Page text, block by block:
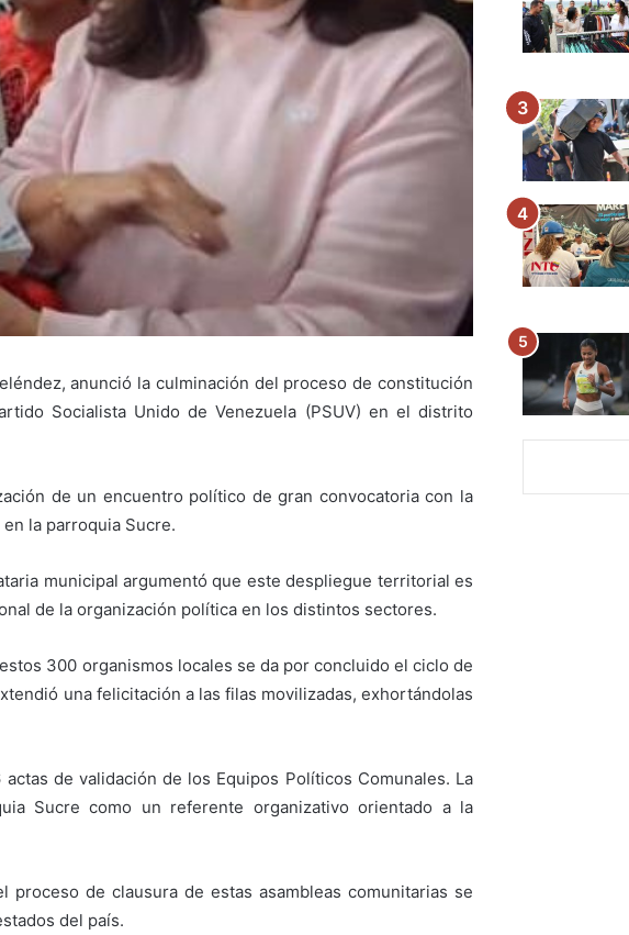
anunció la culminación del proceso de constitución
Socialista Unido de Venezuela (PSUV) en el distrito
de un encuentro político de gran convocatoria con la
la parroquia Sucre.
municipal argumentó que este despliegue territorial es
de la organización política en los distintos sectores.
300 organismos locales se da por concluido el ciclo de
una felicitación a las filas movilizadas, exhortándolas
de validación de los Equipos Políticos Comunales. La
Sucre como un referente organizativo orientado a la
de clausura de estas asambleas comunitarias se
del país.